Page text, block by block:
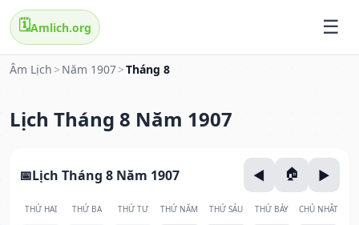
🗓️Amlich.org
Âm Lịch > Năm 1907>Tháng 8
Lịch Tháng 8 Năm 1907
Lịch Tháng 8 Năm 1907
THỨ HAI THỨ BA THỨ TƯ THỨ NĂM THỨ SÁU THỨ BẢY CHỦ NHẬT